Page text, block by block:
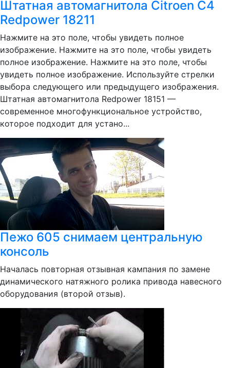
Штатная автомагнитола Citroen C4
Redpower 18211
Нажмите на это поле, чтобы увидеть полное
изображение. Нажмите на это поле, чтобы увидеть
полное изображение. Нажмите на это поле, чтобы
увидеть полное изображение. Используйте стрелки
выбора следующего или предыдущего изображения.
Штатная автомагнитола Redpower 18151 —
современное многофункциональное устройство,
которое подходит для устано...
Пежо 605 снимаем центральную
консоль
Началась повторная отзывная кампания по замене
динамического натяжного ролика привода навесного
оборудования (второй отзыв).